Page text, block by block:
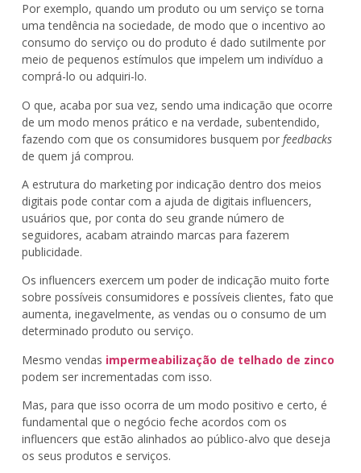
Por exemplo, quando um produto ou um serviço se torna
uma tendência na sociedade, de modo que o incentivo ao
consumo do serviço ou do produto é dado sutilmente por
meio de pequenos estímulos que impelem um indivíduo a
comprá-lo ou adquiri-lo.
O que, acaba por sua vez, sendo uma indicação que ocorre
de um modo menos prático e na verdade, subentendido,
fazendo com que os consumidores busquem por feedbacks
de quem já comprou.
A estrutura do marketing por indicação dentro dos meios
digitais pode contar com a ajuda de digitais influencers,
usuários que, por conta do seu grande número de
seguidores, acabam atraindo marcas para fazerem
publicidade.
Os influencers exercem um poder de indicação muito forte
sobre possíveis consumidores e possíveis clientes, fato que
aumenta, inegavelmente, as vendas ou o consumo de um
determinado produto ou serviço.
Mesmo vendas impermeabilização de telhado de zinco
podem ser incrementadas com isso.
Mas, para que isso ocorra de um modo positivo e certo, é
fundamental que o negócio feche acordos com os
influencers que estão alinhados ao público-alvo que deseja
os seus produtos e serviços.